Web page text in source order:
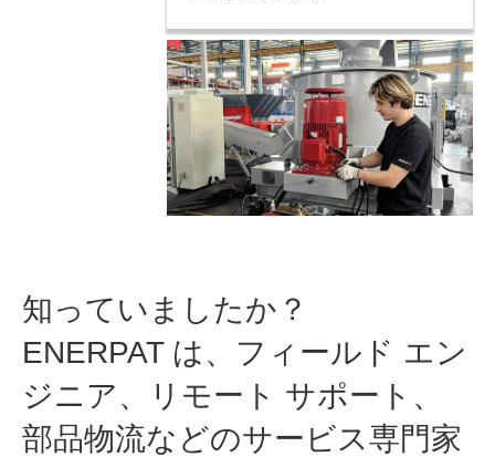
知っていましたか？
ENERPAT は、フィールド エン
ジニア、リモート サポート、
部品物流などのサービス専門家